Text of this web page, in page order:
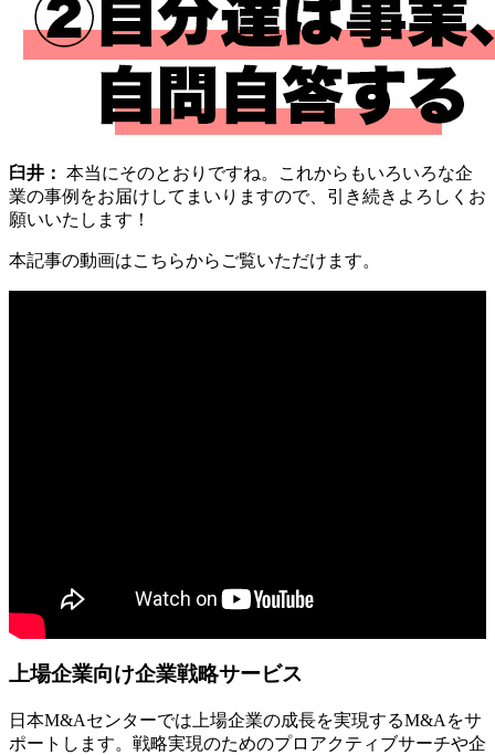
臼井： 本当にそのとおりですね。これからもいろいろな企
業の事例をお届けしてまいりますので、引き続きよろしくお
願いいたします！
本記事の動画はこちらからご覧いただけます。
上場企業向け企業戦略サービス
日本M&Aセンターでは上場企業の成長を実現するM&Aをサ
ポートします。戦略実現のためのプロアクティブサーチや企